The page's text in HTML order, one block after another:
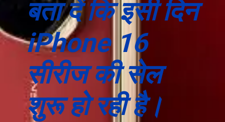
बता दें कि इसी दिन
iPhone 16
सीरीज की सेल
शुरू हो रही है।